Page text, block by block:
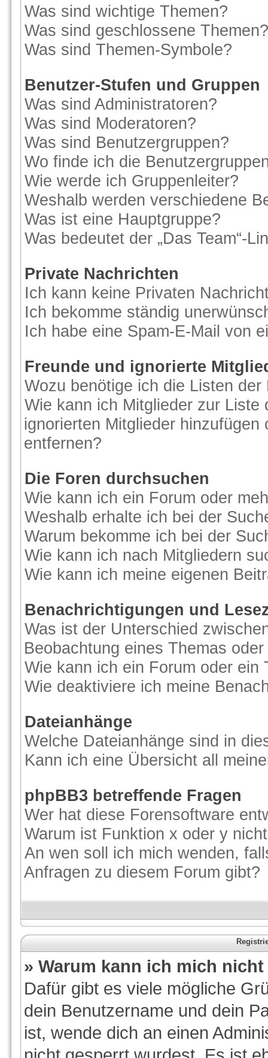
Was sind wichtige Themen?
Was sind geschlossene Themen?
Was sind Themen-Symbole?
Benutzer-Stufen und Gruppen
Was sind Administratoren?
Was sind Moderatoren?
Was sind Benutzergruppen?
Wo finde ich die
Wie werde ich Gruppenleiter?
Weshalb werden verschiedene
Was ist eine Hauptgruppe?
Was bedeutet der „Das Team“-
Private Nachrichten
Ich kann keine Privaten
Ich bekomme ständig
Ich habe eine Spam-E-Mail von
Freunde und ignorierte
Wozu benötige ich die Listen
Wie kann ich Mitglieder zur
ignorierten Mitglieder
entfernen?
Die Foren durchsuchen
Wie kann ich ein Forum oder
Weshalb erhalte ich bei der
Warum bekomme ich bei der
Wie kann ich nach Mitgliedern
Wie kann ich meine eigenen
Benachrichtigungen und
Was ist der Unterschied
Beobachtung eines Themas
Wie kann ich ein Forum oder ein
Wie deaktiviere ich meine
Dateianhänge
Welche Dateianhänge sind in
Kann ich eine Übersicht all
phpBB3 betreffende Fragen
Wer hat diese Forensoftware
Warum ist Funktion x oder y
An wen soll ich mich wenden,
Anfragen zu diesem Forum gibt?
» Warum kann ich mich
Dafür gibt es viele mögliche
dein Benutzername und dein
ist, wende dich an einen